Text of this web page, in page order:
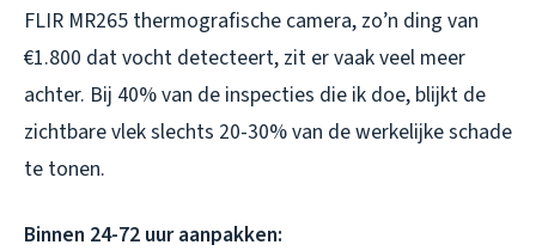
FLIR MR265 thermografische camera, zo’n ding van
€1.800 dat vocht detecteert, zit er vaak veel meer
achter. Bij 40% van de inspecties die ik doe, blijkt de
zichtbare vlek slechts 20-30% van de werkelijke schade
te tonen.
Binnen 24-72 uur aanpakken: